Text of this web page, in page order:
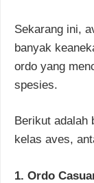
Sekarang ini,
banyak
ordo yang
spesies.
Berikut adalah
kelas aves,
1. Ordo